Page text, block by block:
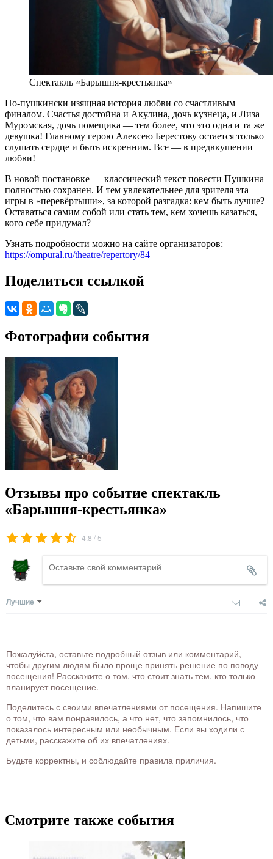
Спектакль «Барышня-крестьянка»
По-пушкински изящная история любви со счастливым
финалом. Счастья достойна и Акулина, дочь кузнеца, и Лиза
Муромская, дочь помещика — тем более, что это одна и та же
девушка! Главному герою Алексею Берестову остается только
слушать сердце и быть искренним. Все — в предвкушении
любви!
В новой постановке — классический текст повести Пушкина
полностью сохранен. И тем увлекательнее для зрителя эта
игры в «перевёртыши», за которой разгадка: кем быть лучше?
Оставаться самим собой или стать тем, кем хочешь казаться,
кого себе придумал?
Узнать подробности можно на сайте организаторов:
https://ompural.ru/theatre/repertory/84
Поделиться ссылкой
Фотографии события
Отзывы про событие спектакль
«Барышня-крестьянка»
4.8 / 5
Лучшие
Пожалуйста, оставьте подробный отзыв или комментарий,
чтобы другим людям было проще принять решение по поводу
посещения! Расскажите о том, что стоит знать тем, кто только
планирует посещение.
Поделитесь с своими впечатлениями от посещения. Напишите
о том, что вам понравилось, а что нет, что запомнилось, что
показалось интересным или необычным. Если вы ходили с
детьми, расскажите об их впечатлениях.
Будьте корректны, и соблюдайте правила приличия.
Смотрите также события